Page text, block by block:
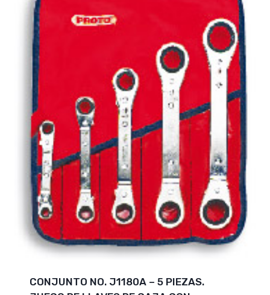
CONJUNTO NO. J1180A – 5 PIEZAS.